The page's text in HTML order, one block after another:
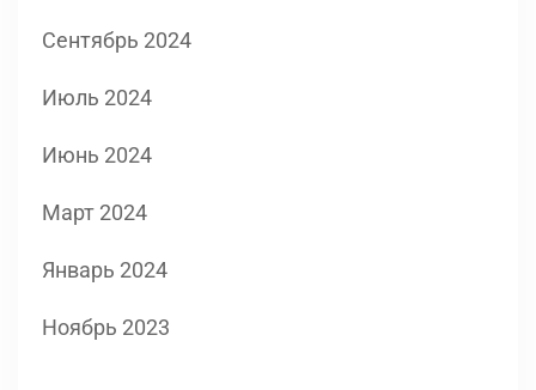
Сентябрь 2024
Июль 2024
Июнь 2024
Март 2024
Январь 2024
Ноябрь 2023